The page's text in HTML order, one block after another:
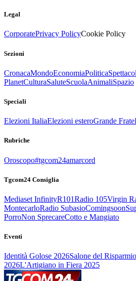
Legal
CorporatePrivacy PolicyCookie Policy
Sezioni
CronacaMondoEconomiaPolitica
PlanetCulturaSaluteScuolaAnimaliSpazio
Speciali
Elezioni ItaliaElezioni esteroGrande
Rubriche
Oroscopo#tgcom24amarcord
Tgcom24 Consiglia
Mediaset InfinityR101Radio 105Virgin
MontecarloRadio SubasioComingsoon
PorroNon SprecareCotto e Mangiato
Eventi
Identità Golose 2026Salone del
2026L'Artigiano in Fiera 2025